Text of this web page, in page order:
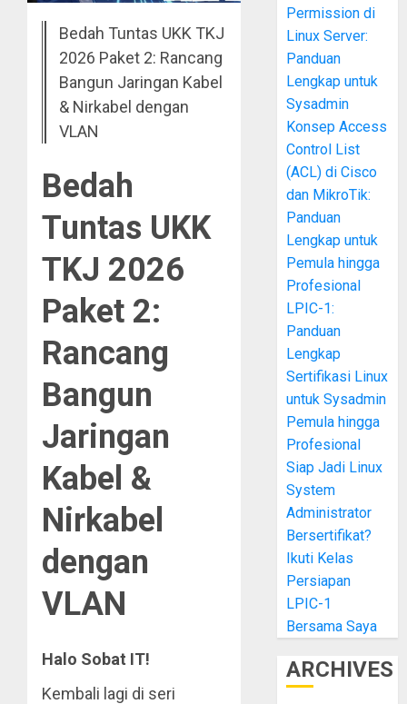
Bedah Tuntas UKK TKJ
2026 Paket 2: Rancang
Bangun Jaringan Kabel
& Nirkabel dengan
VLAN
Bedah
Tuntas UKK
TKJ 2026
Paket 2:
Rancang
Bangun
Jaringan
Kabel &
Nirkabel
dengan
VLAN
Halo Sobat IT!
Kembali lagi di seri
Permission di
Linux Server:
Panduan
Lengkap untuk
Sysadmin
Konsep Access
Control List
(ACL) di Cisco
dan MikroTik:
Panduan
Lengkap untuk
Pemula hingga
Profesional
LPIC-1:
Panduan
Lengkap
Sertifikasi Linux
untuk Sysadmin
Pemula hingga
Profesional
Siap Jadi Linux
System
Administrator
Bersertifikat?
Ikuti Kelas
Persiapan
LPIC-1
Bersama Saya
ARCHIVES